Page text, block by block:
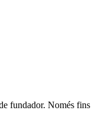
fundador. Només fins